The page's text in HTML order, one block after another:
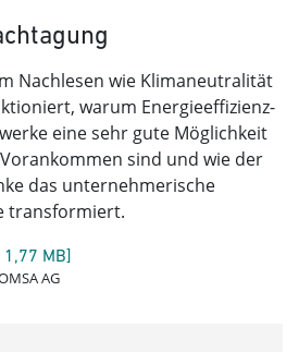
Nachlesen wie Klimaneutralität
warum Energieeffizienz-
eine sehr gute Möglichkeit
sind und wie der
das unternehmerische
transformiert.
MB]
AG